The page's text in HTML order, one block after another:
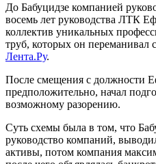
До Бабуцидзе компанией
восемь лет руководства ЛТК
коллектив уникальных
труб, которых он переманивал
Лента.Ру.
После смещения с должности
предположительно, начал
возможному разорению.
Суть схемы была в том, что
руководство компаний,
активы, потом компания